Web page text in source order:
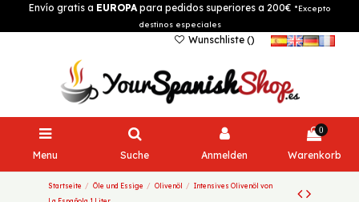
Envío gratis a EUROPApara pedidos superiores a 200€ *Excepto
destinos especiales
Wunschliste ()
Menu Suche Anmelden
0
Warenkorb
Startseite Öle und Essige Olivenöl
Intensives Olivenöl von